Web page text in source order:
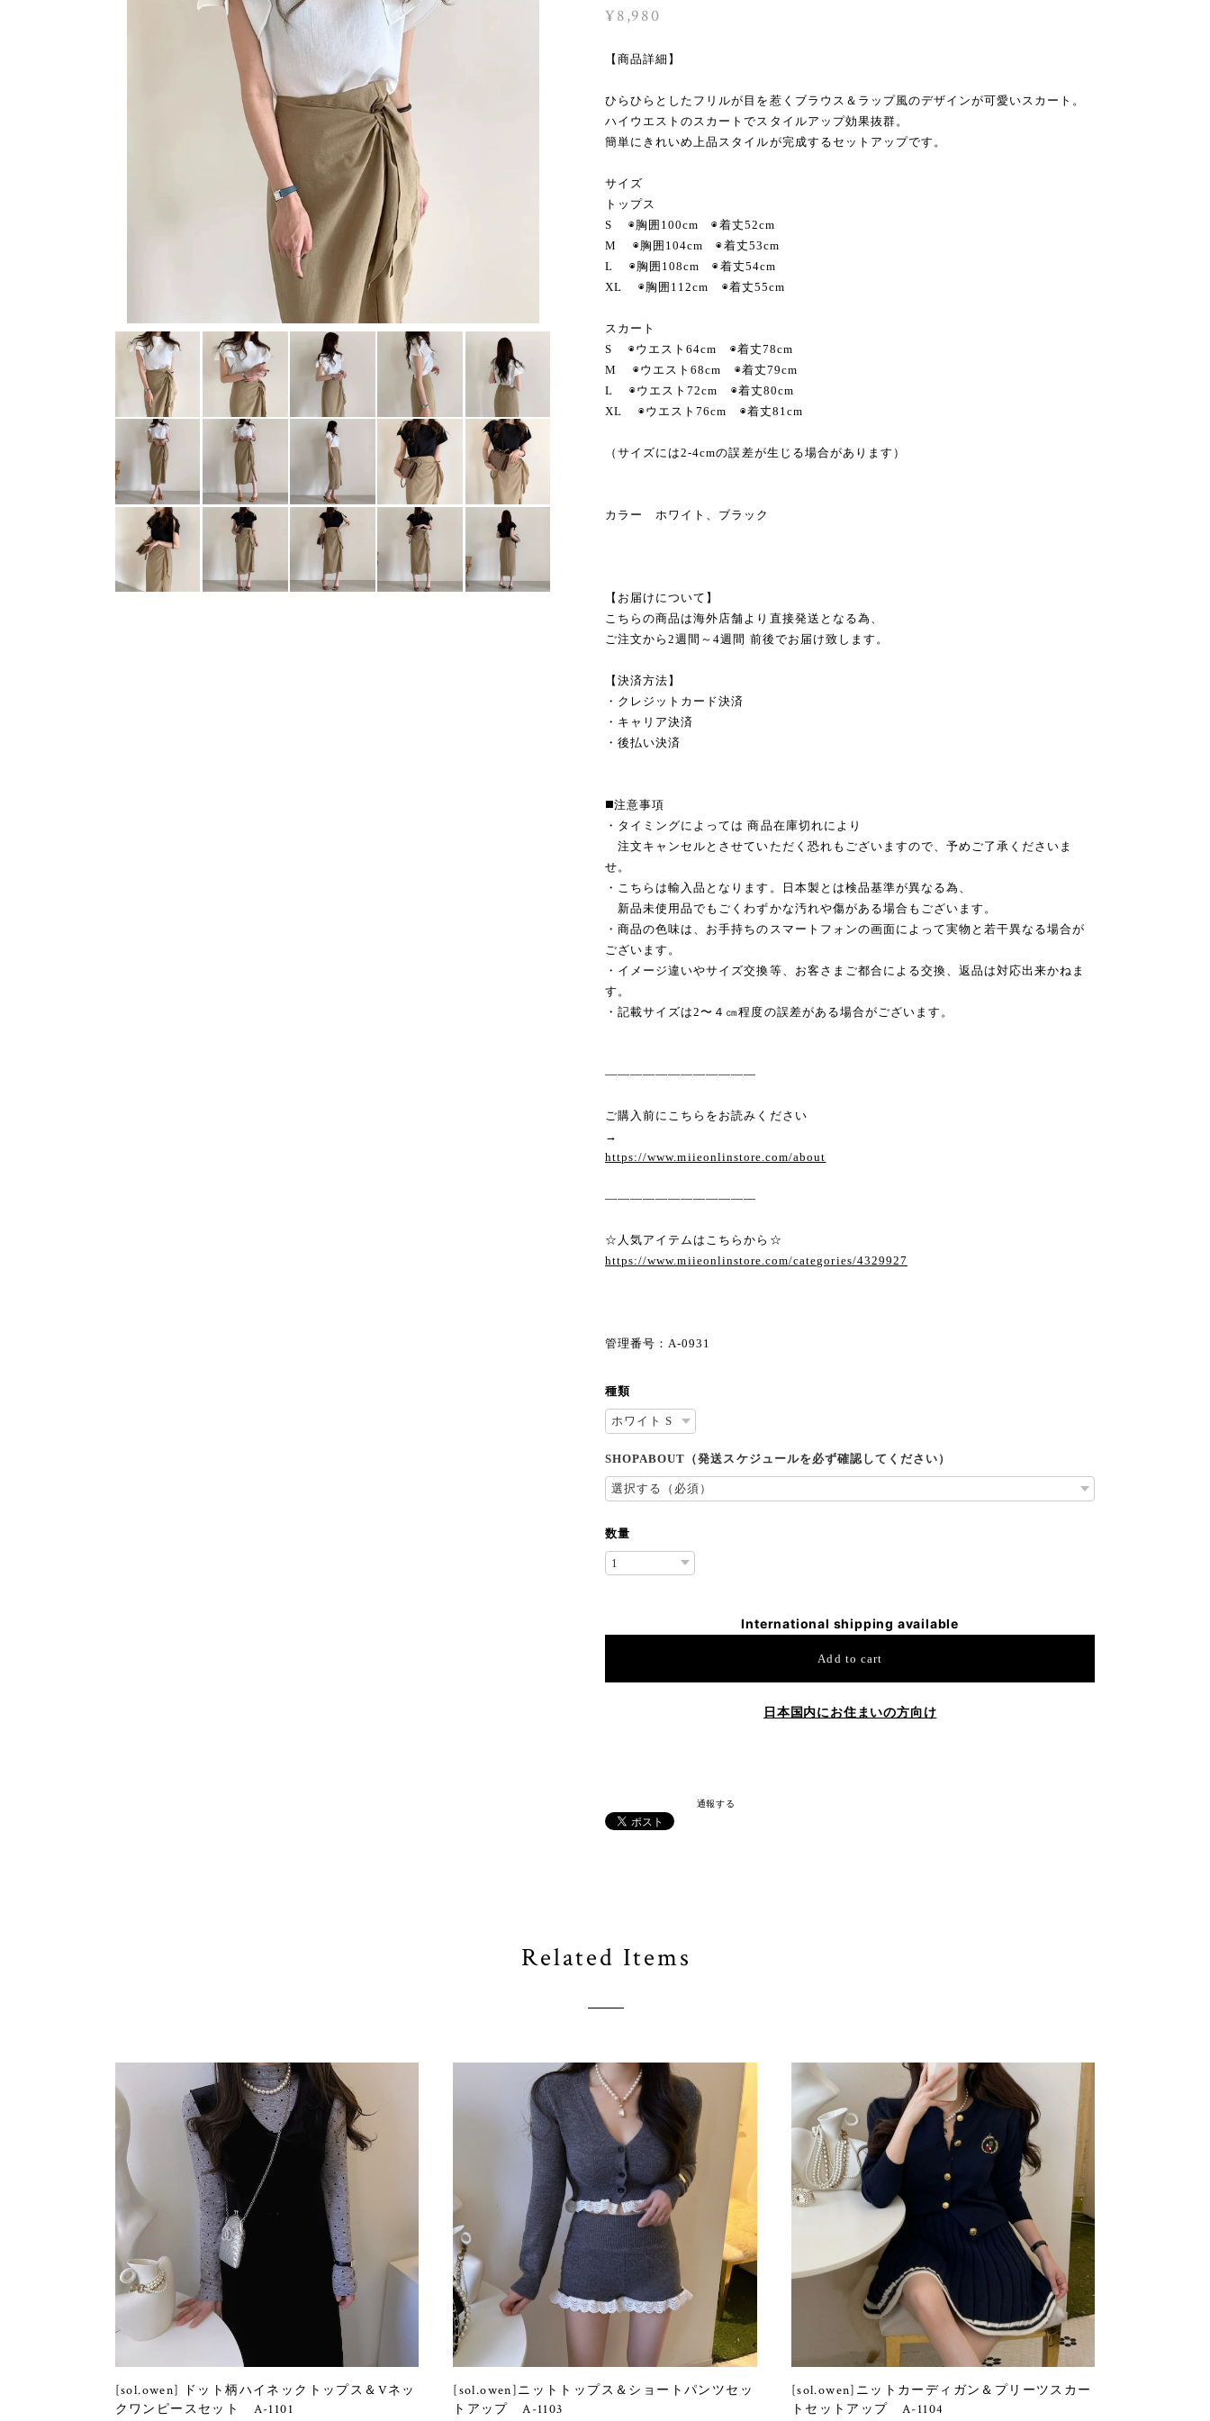
¥8,980
【商品詳細】
ひらひらとしたフリルが目を惹くブラウス＆ラップ風のデザインが可愛いスカート。
ハイウエストのスカートでスタイルアップ効果抜群。
簡単にきれいめ上品スタイルが完成するセットアップです。
サイズ
トップス
S ◉胸囲100cm ◉着丈52cm
M ◉胸囲104cm ◉着丈53cm
L ◉胸囲108cm ◉着丈54cm
XL ◉胸囲112cm ◉着丈55cm
スカート
S ◉ウエスト64cm ◉着丈78cm
M ◉ウエスト68cm ◉着丈79cm
L ◉ウエスト72cm ◉着丈80cm
XL ◉ウエスト76cm ◉着丈81cm
（サイズには2-4cmの誤差が生じる場合があります）
カラー ホワイト、ブラック
【お届けについて】
こちらの商品は海外店舗より直接発送となる為、
ご注文から2週間～4週間 前後でお届け致します。
【決済方法】
・クレジットカード決済
・キャリア決済
・後払い決済
◼️注意事項
・タイミングによっては 商品在庫切れにより
注文キャンセルとさせていただく恐れもございますので、予めご了承くださいま
せ。
・こちらは輸入品となります。日本製とは検品基準が異なる為、
新品未使用品でもごくわずかな汚れや傷がある場合もございます。
・商品の色味は、お手持ちのスマートフォンの画面によって実物と若干異なる場合が
ございます。
・イメージ違いやサイズ交換等、お客さまご都合による交換、返品は対応出来かねま
す。
・記載サイズは2〜４㎝程度の誤差がある場合がございます。
————————————
ご購入前にこちらをお読みください
→
https://www.miieonlinstore.com/about
————————————
☆人気アイテムはこちらから☆
https://www.miieonlinstore.com/categories/4329927
管理番号：A-0931
種類
SHOPABOUT（発送スケジュールを必ず確認してください）
数量
International shipping available
Add to cart
日本国内にお住まいの方向け
通報する
Related Items
[sol.owen] ドット柄ハイネックトップス＆Vネッ
クワンピースセット A-1101
[sol.owen]ニットトップス＆ショートパンツセッ
トアップ A-1103
[sol.owen]ニットカーディガン＆プリーツスカー
トセットアップ A-1104